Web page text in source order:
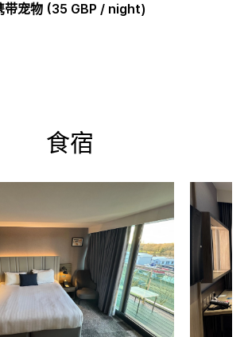
携带宠物 (35 GBP / night)
食宿